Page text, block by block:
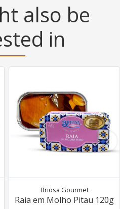
also be
in
Briosa Gourmet
Raia em Molho Pitau 120g